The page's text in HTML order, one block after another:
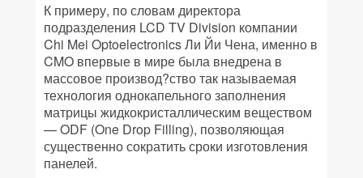
К примеру, по словам директора
подразделения LCD TV Division компании
Chi Mei Optoelectronics Ли Йи Чена, именно в
CMO впервые в мире была внедрена в
массовое производ?ство так называемая
технология однокапельного заполнения
матрицы жидкокристаллическим веществом
— ODF (One Drop Filling), позволяющая
существенно сократить сроки изготовления
панелей.